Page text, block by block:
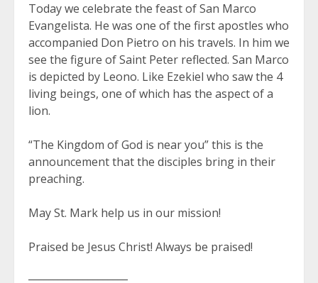
Today we celebrate the feast of San Marco
Evangelista. He was one of the first apostles who
accompanied Don Pietro on his travels. In him we
see the figure of Saint Peter reflected. San Marco
is depicted by Leono. Like Ezekiel who saw the 4
living beings, one of which has the aspect of a
lion.
“The Kingdom of God is near you” this is the
announcement that the disciples bring in their
preaching.
May St. Mark help us in our mission!
Praised be Jesus Christ! Always be praised!